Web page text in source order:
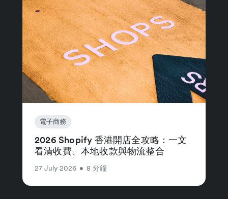
電子商務
2026 Shopify 香港開店全攻略：一文
看清收費、本地收款與物流整合
27 July 2026 • 8 分鐘